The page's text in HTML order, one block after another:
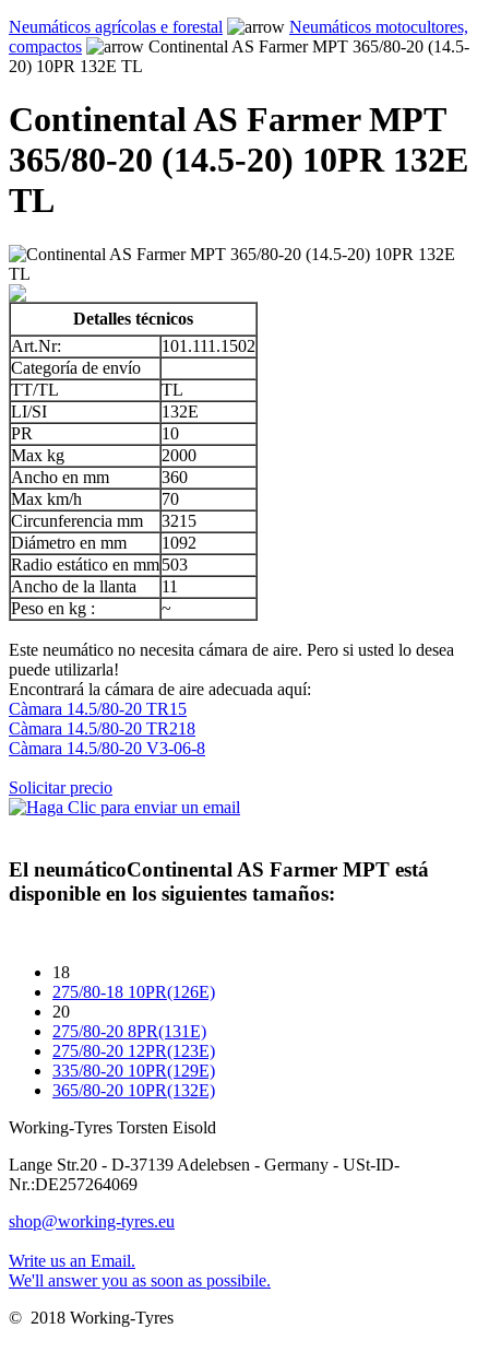
Neumáticos agrícolas e forestal
Neumáticos motocultores,
compactos
Continental AS Farmer MPT 365/80-20 (14.5-
20) 10PR 132E TL
Continental AS Farmer MPT
365/80-20 (14.5-20) 10PR 132E
TL
Detalles técnicos
Art.Nr:
101.111.1502
Categoría de envío
TT/TL
TL
LI/SI
132E
PR
10
Max kg
2000
Ancho en mm
360
Max km/h
70
Circunferencia mm
3215
Diámetro en mm
1092
Radio estático en mm503
Ancho de la llanta
11
Peso en kg :
~
Este neumático no necesita cámara de aire. Pero si usted lo desea
puede utilizarla!
Encontrará la cámara de aire adecuada aquí:
Càmara 14.5/80-20 TR15
Càmara 14.5/80-20 TR218
Càmara 14.5/80-20 V3-06-8
Solicitar precio
El neumáticoContinental AS Farmer MPT está
disponible en los siguientes tamaños:
18
275/80-18 10PR(126E)
20
275/80-20 8PR(131E)
275/80-20 12PR(123E)
335/80-20 10PR(129E)
365/80-20 10PR(132E)
Working-Tyres Torsten Eisold
Lange Str.20 - D-37139 Adelebsen - Germany - USt-ID-
Nr.:DE257264069
shop@working-tyres.eu
Write us an Email.
We'll answer you as soon as possibile.
© 2018 Working-Tyres